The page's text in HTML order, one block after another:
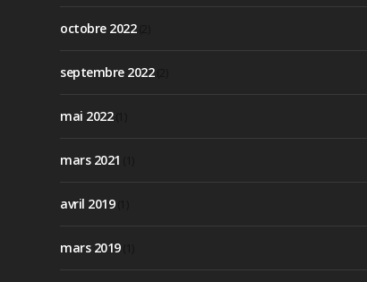
octobre 2022(2)
septembre 2022(2)
mai 2022(1)
mars 2021
avril 2019(1)
mars 2019(1)